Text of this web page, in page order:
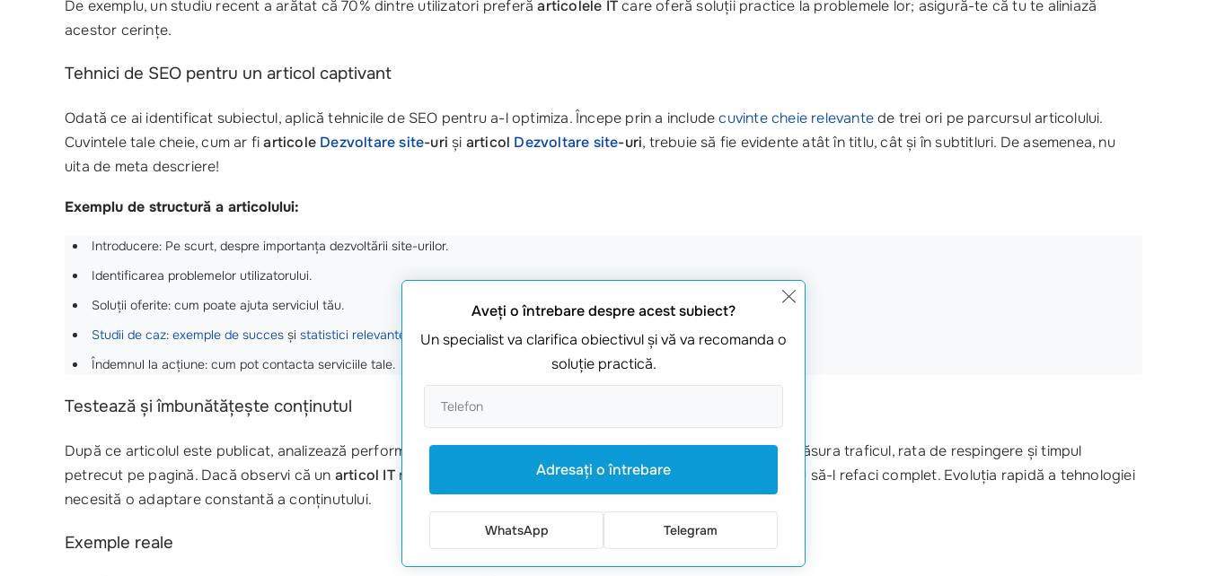
De exemplu, un studiu recent a arătat că 70% dintre utilizatori preferăarticolele ITcare oferă soluții practice la problemele lor; asigură-te că tu te aliniază
acestor cerințe.
Tehnici de SEO pentru un articol captivant
Odată ce ai identificat subiectul, aplică tehnicile de SEO pentru a-l optimiza. Începe prin a includecuvinte cheie relevantede trei ori pe parcursul articolului.
Cuvintele tale cheie, cum ar fiarticole Dezvoltare site-uri și articol Dezvoltare site-uri, trebuie să fie evidente atât în titlu, cât și în subtitluri. De asemenea, nu
uita de meta descriere!
Exemplu de structură a articolului:
Introducere: Pe scurt, despre importanța dezvoltării site-urilor.
Identificarea problemelor utilizatorului.
Soluții oferite: cum poate ajuta serviciul tău.
Studii de caz: exemple de succes și statistici relevante
Îndemnul la acțiune: cum pot contacta serviciile tale.
Testează și îmbunătățește conținutul
După ce articolul este publicat, analizează performanța acestuia. Foloseșteinstrumente de analizăpentru a măsura traficul, rata de respingere și timpul
petrecut pe pagină. Dacă observi că un articol ITnu performează, nu ezita să-l actualizezi cu informații noi sau să-l refaci complet. Evoluția rapidă a tehnologiei
necesită o adaptare constantă a conținutului.
Exemple reale
Aveţi o întrebare despre acest subiect?
Un specialist va clarifica obiectivul şi vă va recomanda o
soluţie practică.
Adresaţi o întrebare
WhatsApp Telegram